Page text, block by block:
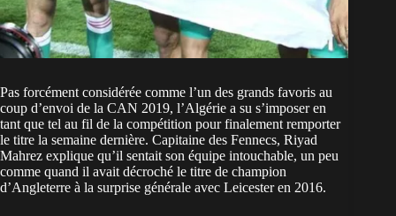
Pas forcément considérée comme l’un des grands favoris au
coup d’envoi de la CAN 2019, l’Algérie a su s’imposer en
tant que tel au fil de la compétition pour finalement remporter
le titre la semaine dernière. Capitaine des Fennecs, Riyad
Mahrez explique qu’il sentait son équipe intouchable, un peu
comme quand il avait décroché le titre de champion
d’Angleterre à la surprise générale avec Leicester en 2016.